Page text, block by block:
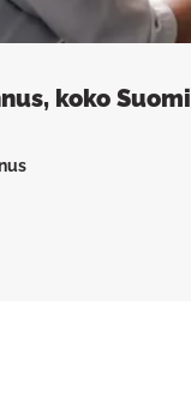
koko Suomi